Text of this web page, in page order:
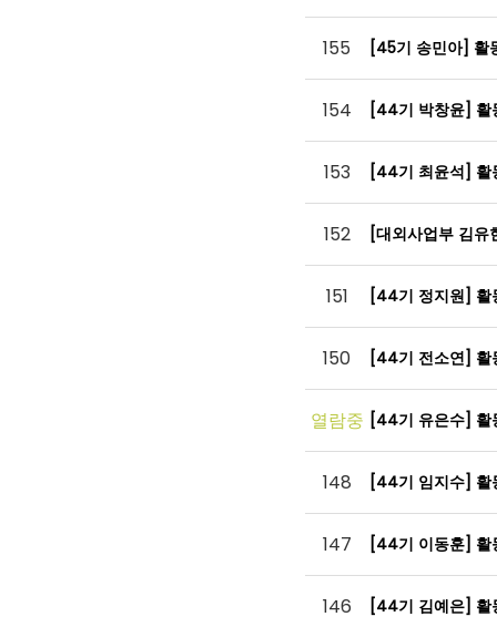
155 [45기 송민아] 활
154 [44기 박창윤]
153 [44기 최윤석]
152 [대외사업부 김
151 [44기 정지원]
150 [44기 전소연]
열람중 [44기 유은수]
148 [44기 임지수]
147 [44기 이동훈]
146 [44기 김예은]